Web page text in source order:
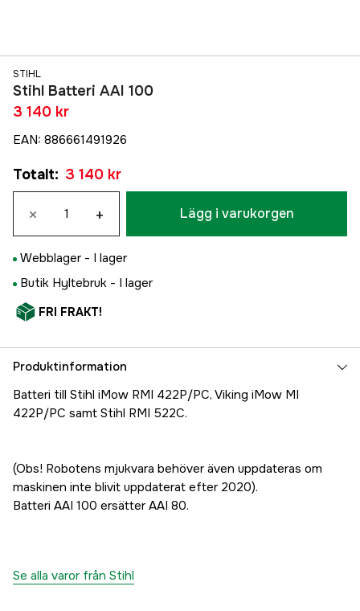
STIHL
Stihl Batteri AAI 100
3 140 kr
EAN: 886661491926
Totalt: 3 140 kr
× + Lägg i varukorgen
Webblager - I lager
Butik Hyltebruk - I lager
FRI FRAKT!
Produktinformation
Batteri till Stihl iMow RMI 422P/PC, Viking iMow MI
422P/PC samt Stihl RMI 522C.
(Obs! Robotens mjukvara behöver även uppdateras om
maskinen inte blivit uppdaterat efter 2020).
Batteri AAI 100 ersätter AAI 80.
Se alla varor från Stihl